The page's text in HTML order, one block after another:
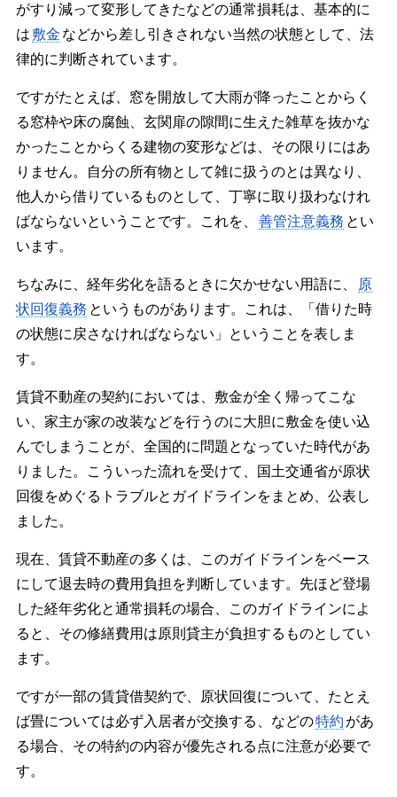
がすり減って変形してきたなどの通常損耗は、基本的に
は 敷金 などから差し引きされない当然の状態として、法
律的に判断されています。
ですがたとえば、窓を開放して大雨が降ったことからく
る窓枠や床の腐蝕、玄関扉の隙間に生えた雑草を抜かな
かったことからくる建物の変形などは、その限りにはあ
りません。自分の所有物として雑に扱うのとは異なり、
他人から借りているものとして、丁寧に取り扱わなけれ
ばならないということです。これを、
善管注意義務 とい
います。
ちなみに、経年劣化を語るときに欠かせない用語に、
原
状回復義務 というものがあります。これは、「借りた時
の状態に戻さなければならない」ということを表しま
す。
賃貸不動産の契約においては、敷金が全く帰ってこな
い、家主が家の改装などを行うのに大胆に敷金を使い込
んでしまうことが、全国的に問題となっていた時代があ
りました。こういった流れを受けて、国土交通省が原状
回復をめぐるトラブルとガイドラインをまとめ、公表し
ました。
現在、賃貸不動産の多くは、このガイドラインをベース
にして退去時の費用負担を判断しています。先ほど登場
した経年劣化と通常損耗の場合、このガイドラインによ
ると、その修繕費用は原則貸主が負担するものとしてい
ます。
ですが一部の賃貸借契約で、原状回復について、たとえ
ば畳については必ず入居者が交換する、などの特約 があ
る場合、その特約の内容が優先される点に注意が必要で
す。